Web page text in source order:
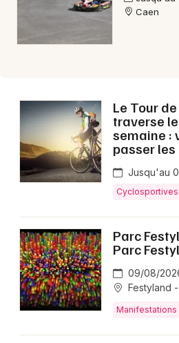
14 - Calvados
Choisir mes départements
Je
Caen
Le Tour
traverse
semaine :
passer
Jusqu'au
Cyclosportives
Parc
Parc
09/08/
Festyland
Manifestations